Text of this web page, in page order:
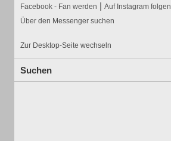
Facebook - Fan werden | Auf Instagram folgen
Über den Messenger suchen
Zur Desktop-Seite wechseln
Suchen